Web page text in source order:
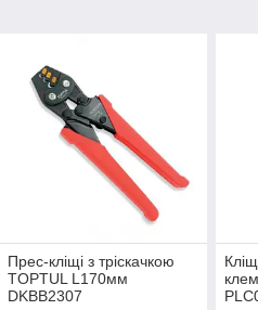
Прес-кліщі з тріскачкою
TOPTUL L170мм
DKBB2307